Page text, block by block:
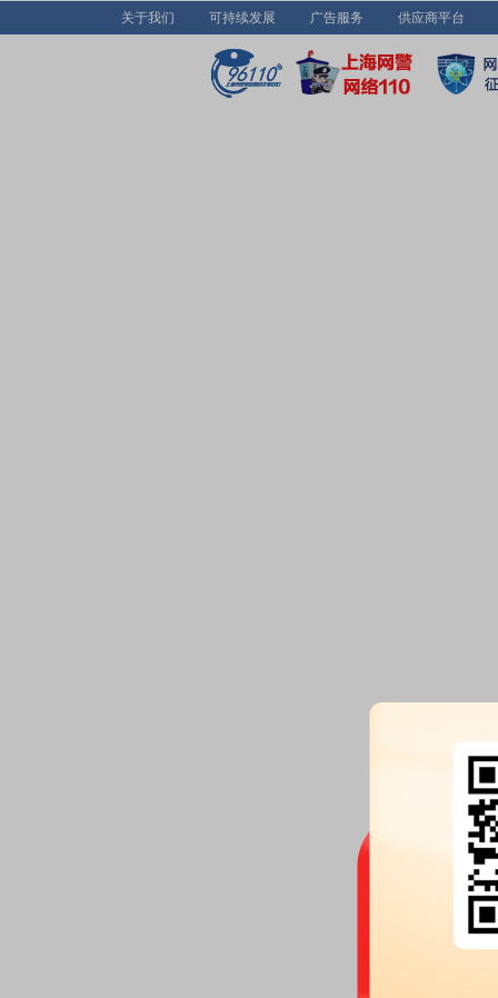
关于我们 可持续发展 广告服务 供应商平台